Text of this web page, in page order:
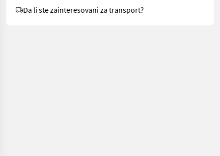
Da li ste zainteresovani za transport?